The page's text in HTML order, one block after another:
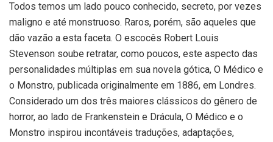
Todos temos um lado pouco conhecido, secreto, por vezes
maligno e até monstruoso. Raros, porém, são aqueles que
dão vazão a esta faceta. O escocês Robert Louis
Stevenson soube retratar, como poucos, este aspecto das
personalidades múltiplas em sua novela gótica, O Médico e
o Monstro, publicada originalmente em 1886, em Londres.
Considerado um dos três maiores clássicos do gênero de
horror, ao lado de Frankenstein e Drácula, O Médico e o
Monstro inspirou incontáveis traduções, adaptações,